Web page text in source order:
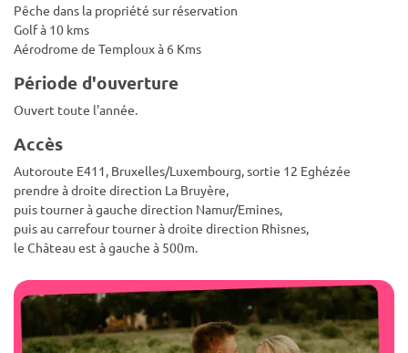
Pêche dans la propriété sur réservation
Golf à 10 kms
Aérodrome de Temploux à 6 Kms
Période d'ouverture
Ouvert toute l'année.
Accès
Autoroute E411, Bruxelles/Luxembourg, sortie 12 Eghézée
prendre à droite direction La Bruyère,
puis tourner à gauche direction Namur/Emines,
puis au carrefour tourner à droite direction Rhisnes,
le Château est à gauche à 500m.